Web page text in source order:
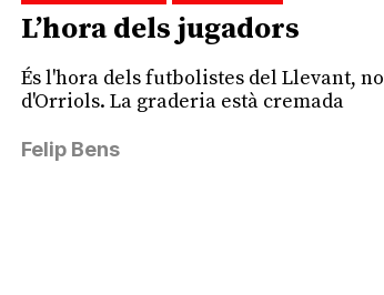
L’hora dels jugadors
És l'hora dels futbolistes del Llevant, no
d'Orriols. La graderia està cremada
Felip Bens